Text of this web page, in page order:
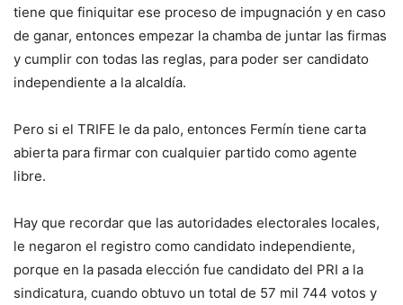
tiene que finiquitar ese proceso de impugnación y en caso
de ganar, entonces empezar la chamba de juntar las firmas
y cumplir con todas las reglas, para poder ser candidato
independiente a la alcaldía.
Pero si el TRIFE le da palo, entonces Fermín tiene carta
abierta para firmar con cualquier partido como agente
libre.
Hay que recordar que las autoridades electorales locales,
le negaron el registro como candidato independiente,
porque en la pasada elección fue candidato del PRI a la
sindicatura, cuando obtuvo un total de 57 mil 744 votos y